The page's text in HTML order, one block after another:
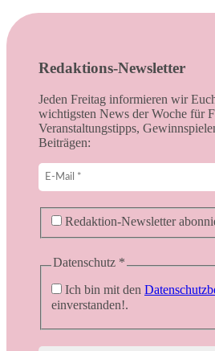
Redaktions-Newsletter
Jeden Freitag informieren wir
wichtigsten News der Woche für
Veranstaltungstipps,
Beiträgen:
Redaktion-Newsletter
Datenschutz *
Ich bin mit den
einverstanden!.